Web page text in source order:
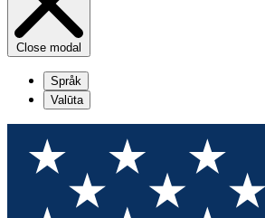
Close modal
Språk
Valūta